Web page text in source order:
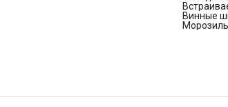
Винные